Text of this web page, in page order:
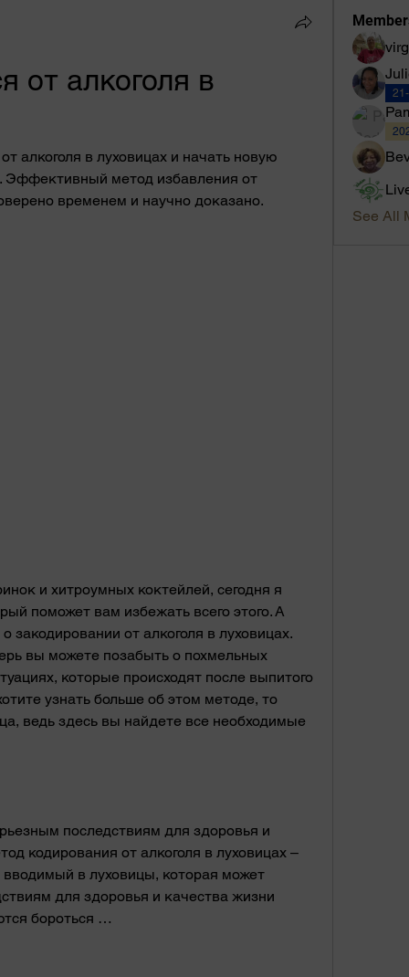
от алкоголя в
алкоголя в луховицах и начать новую
Эффективный метод избавления от
временем и научно доказано.
и хитроумных коктейлей, сегодня я
поможет вам избежать всего этого. А
закодировании от алкоголя в луховицах.
вы можете позабыть о похмельных
которые происходят после выпитого
узнать больше об этом методе, то
ведь здесь вы найдете все необходимые
кодирования от алкоголя в луховицах –
в луховицы, которая может
для здоровья и качества жизни
бороться …
See All